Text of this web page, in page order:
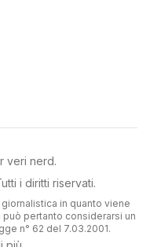
veri nerd.
i diritti riservati.
in quanto viene
pertanto considerarsi un
n° 62 del 7.03.2001.